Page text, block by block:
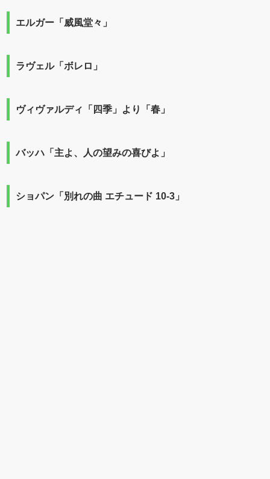
エルガー「威風堂々」
ラヴェル「ボレロ」
ヴィヴァルディ「四季」より「春」
バッハ「主よ、人の望みの喜びよ」
ショパン「別れの曲 エチュード 10-3」